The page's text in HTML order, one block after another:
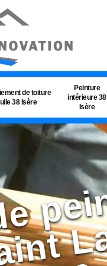
de toiture
38 Isère
Peinture
intérieure 38
Isère